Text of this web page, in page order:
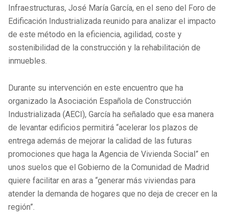
Infraestructuras, José María García, en el seno del Foro de
Edificación Industrializada reunido para analizar el impacto
de este método en la eficiencia, agilidad, coste y
sostenibilidad de la construcción y la rehabilitación de
inmuebles.
Durante su intervención en este encuentro que ha
organizado la Asociación Española de Construcción
Industrializada (AECI), García ha señalado que esa manera
de levantar edificios permitirá “acelerar los plazos de
entrega además de mejorar la calidad de las futuras
promociones que haga la Agencia de Vivienda Social” en
unos suelos que el Gobierno de la Comunidad de Madrid
quiere facilitar en aras a “generar más viviendas para
atender la demanda de hogares que no deja de crecer en la
región”.